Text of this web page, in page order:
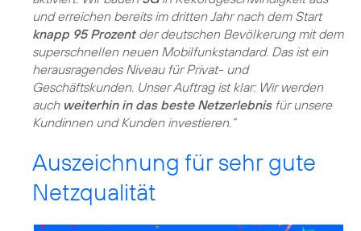
und erreichen bereits im dritten Jahr nach dem Start
knapp 95 Prozentder deutschen Bevölkerung mit dem
superschnellen neuen Mobilfunkstandard. Das ist ein
herausragendes Niveau für Privat- und
Geschäftskunden. Unser Auftrag ist klar: Wir werden
auch weiterhin in das beste Netzerlebnisfür unsere
Kundinnen und Kunden investieren.“
Auszeichnung für sehr gute
Netzqualität